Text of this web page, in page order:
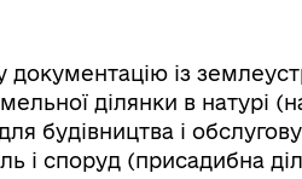
документацію із
ділянки в натурі
будівництва і
і споруд (присадибна